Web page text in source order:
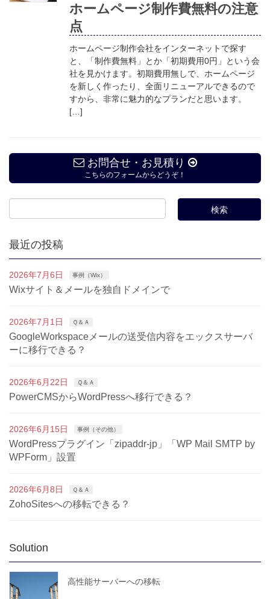
ホームページ制作費無料の注意
点
ホームページ制作会社をインターネットで探す
と、「制作費無料」とか「初期費用0円」という会
社を見かけます。初期費用無しで、ホームページ
を新しく作ったり、全面リニューアルできるので
すから、非常に魅力的なプランだと思います。
[…]
お問合せ・お見積り
こちらのフォームからどうぞ！
最近の投稿
2026年7月6日 事例（Wix）
Wixサイト＆メールを独自ドメインで
2026年7月1日 Ｑ＆Ａ
GoogleWorkspaceメールの送受信内容をエックスサーバ
ーに移行できる？
2026年6月22日 Ｑ＆Ａ
PowerCMSからWordPressへ移行できる？
2026年6月15日 事例（その他）
WordPressプラグイン「zipaddr-jp」「WP Mail SMTP by
WPForm」設置
2026年6月8日 Ｑ＆Ａ
ZohoSitesへの移転できる？
Solution
高性能サーバーへの移転